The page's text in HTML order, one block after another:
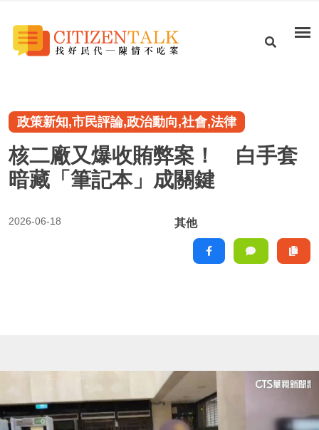
政策新知,市民評論,政治動向,社會,法律
核二廠又爆收賄弊案！ 白手套
暗藏「筆記本」成關鍵
2026-06-18 其他